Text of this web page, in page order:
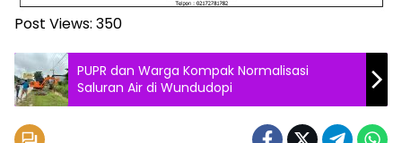
Post Views: 350
PUPR dan Warga Kompak Normalisasi
Saluran Air di Wundudopi